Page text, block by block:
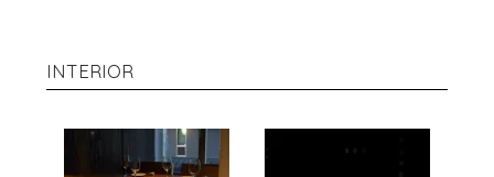
INTERIOR